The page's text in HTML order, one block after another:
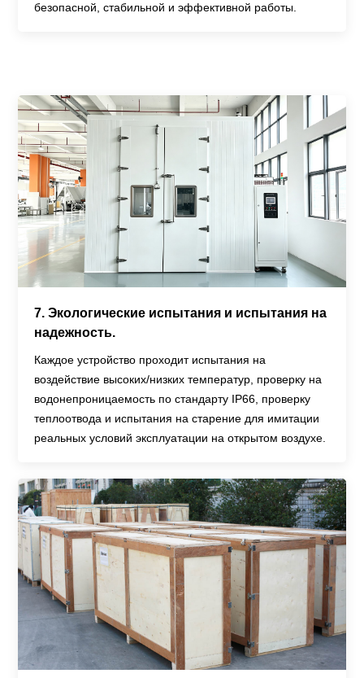
безопасной, стабильной и эффективной работы.
7. Экологические испытания и испытания на
надежность.
Каждое устройство проходит испытания на
воздействие высоких/низких температур, проверку на
водонепроницаемость по стандарту IP66, проверку
теплоотвода и испытания на старение для имитации
реальных условий эксплуатации на открытом воздухе.